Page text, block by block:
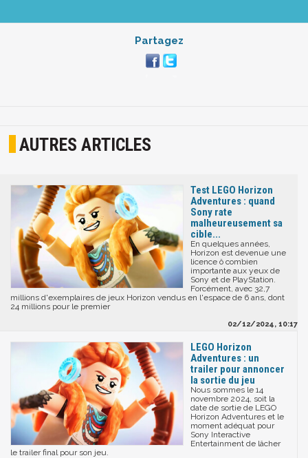
Partagez
AUTRES ARTICLES
Test LEGO Horizon
Adventures : quand
Sony rate
malheureusement sa
cible...
En quelques années,
Horizon est devenue une
licence ô combien
importante aux yeux de
Sony et de PlayStation.
Forcément, avec 32,7
millions d'exemplaires de jeux Horizon vendus en l'espace de 6 ans, dont
24 millions pour le premier
02/12/2024, 10:17
LEGO Horizon
Adventures : un
trailer pour annoncer
la sortie du jeu
Nous sommes le 14
novembre 2024, soit la
date de sortie de LEGO
Horizon Adventures et le
moment adéquat pour
Sony Interactive
Entertainment de lâcher
le trailer final pour son jeu.